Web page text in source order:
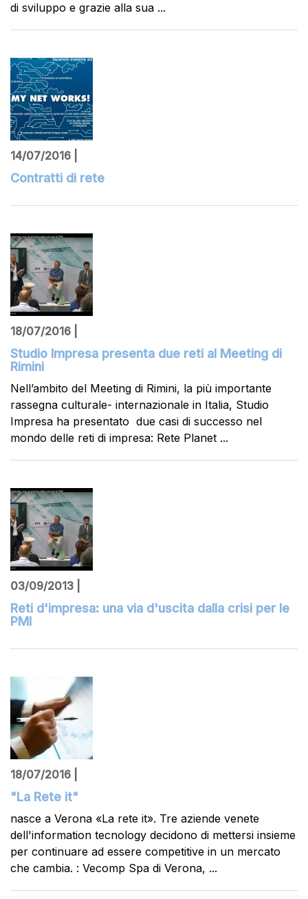
di sviluppo e grazie alla sua ...
14/07/2016 |
Contratti di rete
18/07/2016 |
Studio Impresa presenta due reti al Meeting di
Rimini
Nell’ambito del Meeting di Rimini, la più importante
rassegna culturale- internazionale in Italia, Studio
Impresa ha presentato due casi di successo nel
mondo delle reti di impresa: Rete Planet ...
03/09/2013 |
Reti d'impresa: una via d'uscita dalla crisi per le
PMI
18/07/2016 |
"La Rete it"
nasce a Verona «La rete it». Tre aziende venete
dell'information tecnology decidono di mettersi insieme
per continuare ad essere competitive in un mercato
che cambia. : Vecomp Spa di Verona, ...